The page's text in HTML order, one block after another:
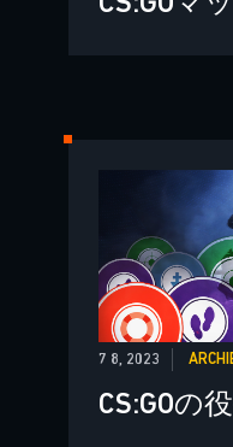
7 8, 2023
CS:GOの